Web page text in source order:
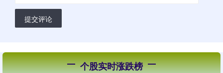
提交评论
个股实时涨跌榜